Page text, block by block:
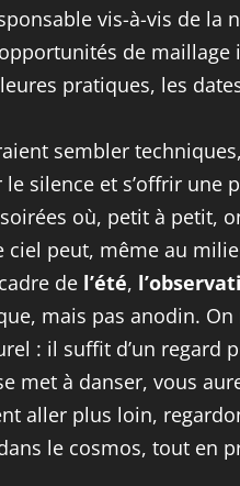
vis-à-vis de la
de
pratiques, les
sembler
le silence et s’offrir
où, petit à petit,
ciel peut, même au
de l’été,
mais pas anodin. On
: il suffit d’un regard
met à danser, vous
aller plus loin,
le cosmos, tout en